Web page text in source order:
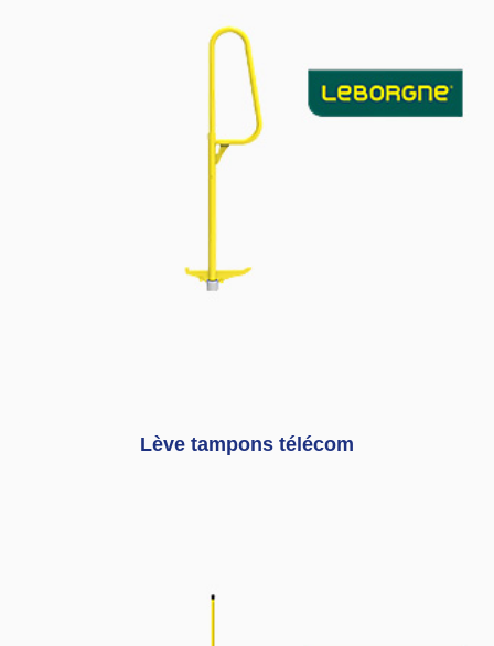
Lève tampons télécom